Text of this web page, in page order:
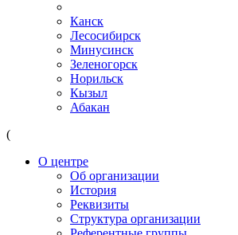
Канск
Лесосибирск
Минусинск
Зеленогорск
Норильск
Кызыл
Абакан
(
О центре
Об организации
История
Реквизиты
Структура организации